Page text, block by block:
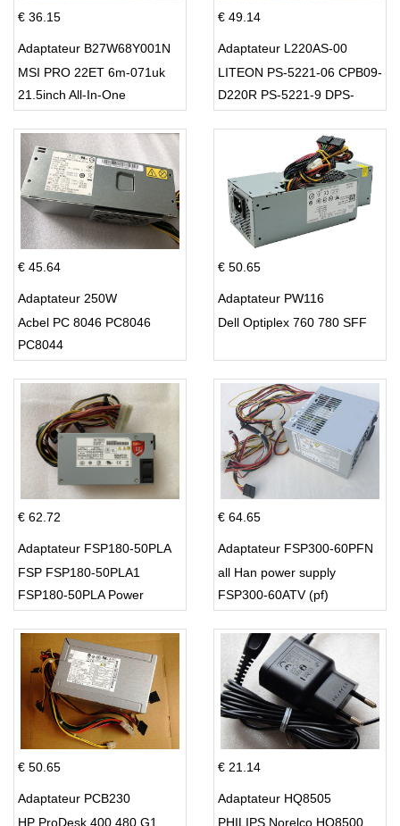
€ 36.15
Adaptateur B27W68Y001N
MSI PRO 22ET 6m-071uk
21.5inch All-In-One
€ 49.14
Adaptateur L220AS-00
LITEON PS-5221-06 CPB09-
D220R PS-5221-9 DPS-
€ 45.64
Adaptateur 250W
Acbel PC 8046 PC8046
PC8044
€ 50.65
Adaptateur PW116
Dell Optiplex 760 780 SFF
€ 62.72
Adaptateur FSP180-50PLA
FSP FSP180-50PLA1
FSP180-50PLA Power
€ 64.65
Adaptateur FSP300-60PFN
all Han power supply
FSP300-60ATV (pf)
€ 50.65
Adaptateur PCB230
HP ProDesk 400 480 G1
€ 21.14
Adaptateur HQ8505
PHILIPS Norelco HQ8500